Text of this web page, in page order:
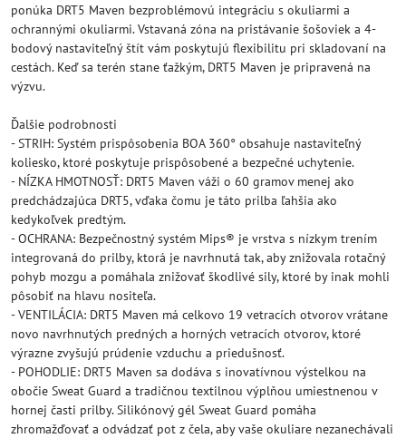
ponúka DRT5 Maven bezproblémovú integráciu s okuliarmi a
ochrannými okuliarmi. Vstavaná zóna na pristávanie šošoviek a 4-
bodový nastaviteľný štít vám poskytujú flexibilitu pri skladovaní na
cestách. Keď sa terén stane ťažkým, DRT5 Maven je pripravená na
výzvu.
Ďalšie podrobnosti
- STRIH: Systém prispôsobenia BOA 360° obsahuje nastaviteľný
koliesko, ktoré poskytuje prispôsobené a bezpečné uchytenie.
- NÍZKA HMOTNOSŤ: DRT5 Maven váži o 60 gramov menej ako
predchádzajúca DRT5, vďaka čomu je táto prilba ľahšia ako
kedykoľvek predtým.
- OCHRANA: Bezpečnostný systém Mips® je vrstva s nízkym trením
integrovaná do prilby, ktorá je navrhnutá tak, aby znižovala rotačný
pohyb mozgu a pomáhala znižovať škodlivé sily, ktoré by inak mohli
pôsobiť na hlavu nositeľa.
- VENTILÁCIA: DRT5 Maven má celkovo 19 vetracích otvorov vrátane
novo navrhnutých predných a horných vetracích otvorov, ktoré
výrazne zvyšujú prúdenie vzduchu a priedušnosť.
- POHODLIE: DRT5 Maven sa dodáva s inovatívnou výstelkou na
obočie Sweat Guard a tradičnou textilnou výplňou umiestnenou v
hornej časti prilby. Silikónový gél Sweat Guard pomáha
zhromažďovať a odvádzať pot z čela, aby vaše okuliare nezanechávali